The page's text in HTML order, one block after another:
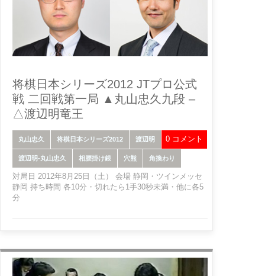
将棋日本シリーズ2012 JTプロ公式
戦 二回戦第一局 ▲丸山忠久九段 –
△渡辺明竜王
丸山忠久 将棋日本シリーズ2012 渡辺明
渡辺明-丸山忠久 相腰掛け銀 穴熊 角換わり
0 コメント
対局日 2012年8月25日（土） 会場 静岡・ツインメッセ
静岡 持ち時間 各10分・切れたら1手30秒未満・他に各5
分